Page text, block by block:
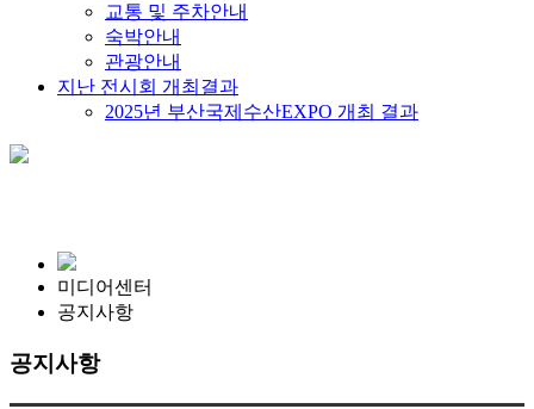
교통 및 주차안내
숙박안내
관광안내
지난 전시회 개최결과
2025년 부산국제수산EXPO 개최 결과
미디어센터
공지사항
공지사항